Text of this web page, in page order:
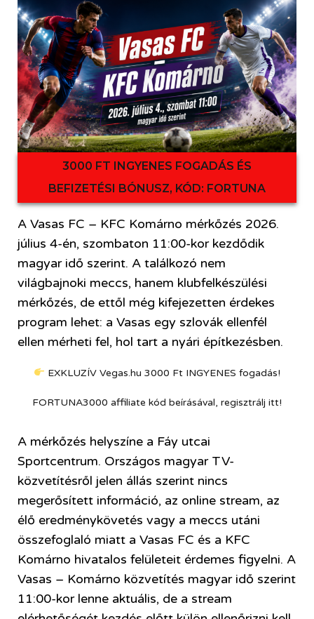
3000 FT INGYENES FOGADÁS ÉS
BEFIZETÉSI BÓNUSZ, KÓD: FORTUNA
A Vasas FC – KFC Komárno mérkőzés 2026.
július 4-én, szombaton 11:00-kor kezdődik
magyar idő szerint. A találkozó nem
világbajnoki meccs, hanem klubfelkészülési
mérkőzés, de ettől még kifejezetten érdekes
program lehet: a Vasas egy szlovák ellenfél
ellen mérheti fel, hol tart a nyári építkezésben.
EXKLUZÍV Vegas.hu 3000 Ft INGYENES fogadás!
FORTUNA3000 affiliate kód beírásával, regisztrálj itt!
A mérkőzés helyszíne a Fáy utcai
Sportcentrum. Országos magyar TV-
közvetítésről jelen állás szerint nincs
megerősített információ, az online stream, az
élő eredménykövetés vagy a meccs utáni
összefoglaló miatt a Vasas FC és a KFC
Komárno hivatalos felületeit érdemes figyelni. A
Vasas – Komárno közvetítés magyar idő szerint
11:00-kor lenne aktuális, de a stream